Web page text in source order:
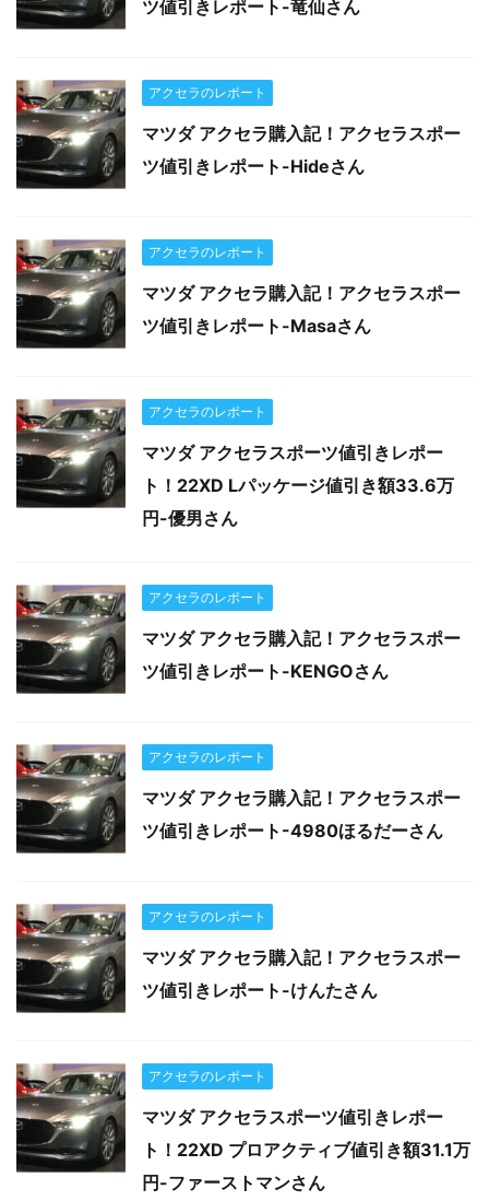
ツ値引きレポート-竜仙さん
アクセラのレポート
マツダ アクセラ購入記！アクセラスポー
ツ値引きレポート-Hideさん
アクセラのレポート
マツダ アクセラ購入記！アクセラスポー
ツ値引きレポート-Masaさん
アクセラのレポート
マツダ アクセラスポーツ値引きレポー
ト！22XD Lパッケージ値引き額33.6万
円-優男さん
アクセラのレポート
マツダ アクセラ購入記！アクセラスポー
ツ値引きレポート-KENGOさん
アクセラのレポート
マツダ アクセラ購入記！アクセラスポー
ツ値引きレポート-4980ほるだーさん
アクセラのレポート
マツダ アクセラ購入記！アクセラスポー
ツ値引きレポート-けんたさん
アクセラのレポート
マツダ アクセラスポーツ値引きレポー
ト！22XD プロアクティブ値引き額31.1万
円-ファーストマンさん